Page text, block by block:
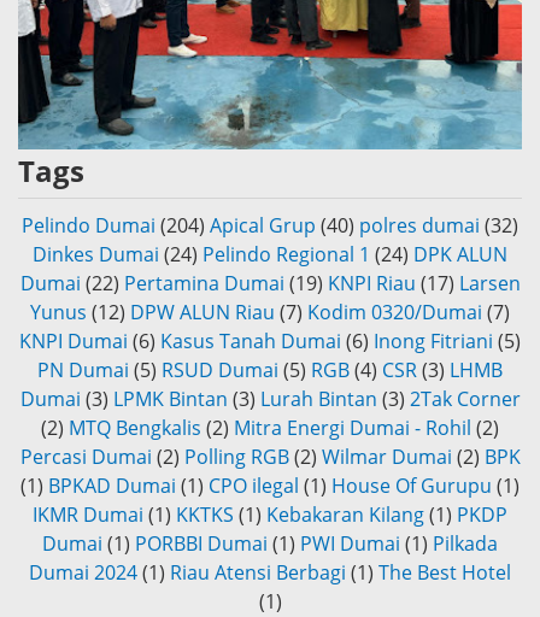
Tags
Pelindo Dumai (204) Apical Grup (40) polres dumai (32)
Dinkes Dumai (24) Pelindo Regional 1 (24) DPK ALUN
Dumai (22) Pertamina Dumai (19) KNPI Riau (17) Larsen
Yunus (12) DPW ALUN Riau (7) Kodim 0320/Dumai (7)
KNPI Dumai (6) Kasus Tanah Dumai (6) Inong Fitriani (5)
PN Dumai (5) RSUD Dumai (5) RGB(4) CSR(3) LHMB
Dumai (3) LPMK Bintan (3) Lurah Bintan (3) 2Tak Corner
(2) MTQ Bengkalis (2) Mitra Energi Dumai - Rohil (2)
Percasi Dumai (2) Polling RGB (2) Wilmar Dumai (2) BPK
(1) BPKAD Dumai (1) CPO ilegal (1) House Of Gurupu (1)
IKMR Dumai (1) KKTKS (1) Kebakaran Kilang(1) PKDP
Dumai (1) PORBBI Dumai (1) PWI Dumai (1) Pilkada
Dumai 2024(1) Riau Atensi Berbagi (1) The Best Hotel
(1)